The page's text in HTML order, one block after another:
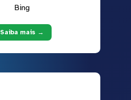
Bing
Saiba mais →